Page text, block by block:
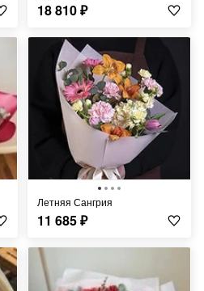
18 810₽
Летняя Сангрия
11 685₽